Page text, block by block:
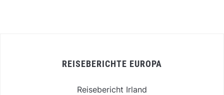
REISEBERICHTE EUROPA
Reisebericht Irland